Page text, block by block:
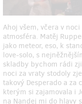
Ahoj všem, včera v
atmosféra. Matěj
jako meteor, eso, k
love-solo, s
skladby bychom rádi
noci za vraty stodoly
takový Desperado a za
kterým si zajamovala i
na Nandej mi do hlavy